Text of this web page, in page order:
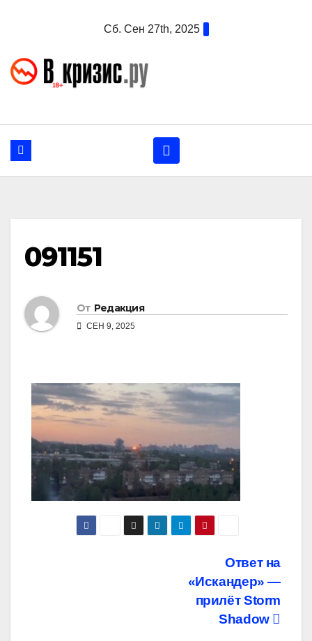
Сб. Сен 27th, 2025
091151
От Редакция
СЕН 9, 2025
Ответ на
«Искандер» —
прилёт Storm
Shadow